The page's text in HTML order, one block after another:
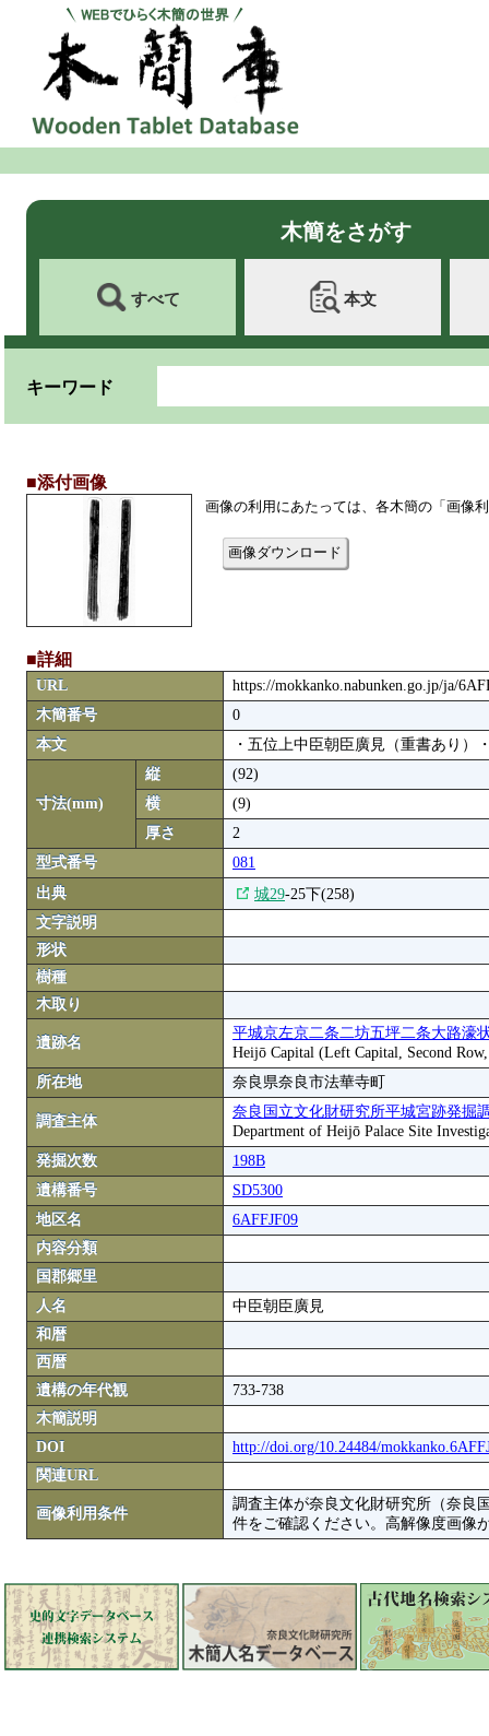
木簡をさがす
すべて 本文
キーワード
■添付画像
画像の利用にあたっては、各木簡の「画像
画像ダウンロード
■詳細
URL
https://mokkanko.nabunken.go.jp/ja/
木簡番号
0
本文
・五位上中臣朝臣廣見（重書あり）
寸法(mm)
縦
(92)
横
(9)
厚さ
2
型式番号
081
出典
城29-25下(258)
文字説明
形状
樹種
木取り
遺跡名
平城京左京二条二坊五坪二条大路濠
Heijō Capital (Left Capital, Second
所在地
奈良県奈良市法華寺町
調査主体
奈良国立文化財研究所平城宮跡発掘
Department of Heijō Palace Site
発掘次数
198B
遺構番号
SD5300
地区名
6AFFJF09
内容分類
国郡郷里
人名
中臣朝臣廣見
和暦
西暦
遺構の年代観
733-738
木簡説明
DOI
http://doi.org/10.24484/
関連URL
画像利用条件
調査主体が奈良文化財研究所（奈良
件をご確認ください。高解像度画像